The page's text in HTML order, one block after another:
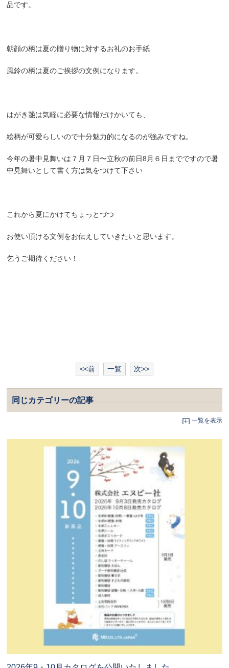
品です。
朝顔の柄は夏の贈り物に対するお礼のお手紙
風鈴の柄は夏のご挨拶の文例になります。
はがき箋は気軽に必要な情報だけかいても、
絵柄が可愛らしいので十分魅力的になるのが強みですね。
今年の暑中見舞いは７月７日〜立秋の前日8月６日までですので暑
中見舞いとして書く方は気をつけて下さい
これから夏にかけてちょっとづつ
お使い頂ける文例をお伝えしていきたいと思います。
乞うご期待ください！
<<前 一覧 次>>
同じカテゴリーの記事
一覧を表示